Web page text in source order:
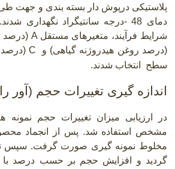
پلاستیکی درپوش دار بسته بندی و جهت
دمای 48 -درجه سانتیگراد نگهداری
شرایط فرآیند، متغیرهای مستقل A (درصد
)درصد روغن هیدروژنه گیاهی( و ) Cدرصد
سطح انتخاب شدند.
اندازه گیری تغییرات حجم (آور
در ارزیابی میزان تغییرات حجم
مشخص استفاده شد. پس از انجماد
مخلوط نمونه گیری صورت گرفت. سپس